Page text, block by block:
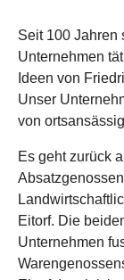
Seit 100 Jahren
Unternehmen
Ideen von
Unser
von
Es geht zurück
Eitorf. Die
Unternehmen